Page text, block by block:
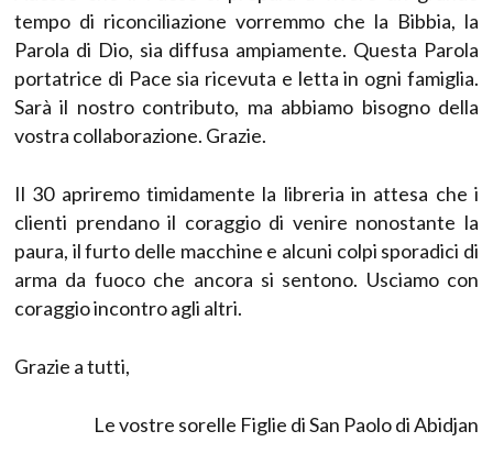
tempo di riconciliazione vorremmo che la Bibbia, la
Parola di Dio, sia diffusa ampiamente. Questa Parola
portatrice di Pace sia ricevuta e letta in ogni famiglia.
Sarà il nostro contributo, ma abbiamo bisogno della
vostra collaborazione. Grazie.
Il 30 apriremo timidamente la libreria in attesa che i
clienti prendano il coraggio di venire nonostante la
paura, il furto delle macchine e alcuni colpi sporadici di
arma da fuoco che ancora si sentono. Usciamo con
coraggio incontro agli altri.
Grazie a tutti,
Le vostre sorelle Figlie di San Paolo di Abidjan